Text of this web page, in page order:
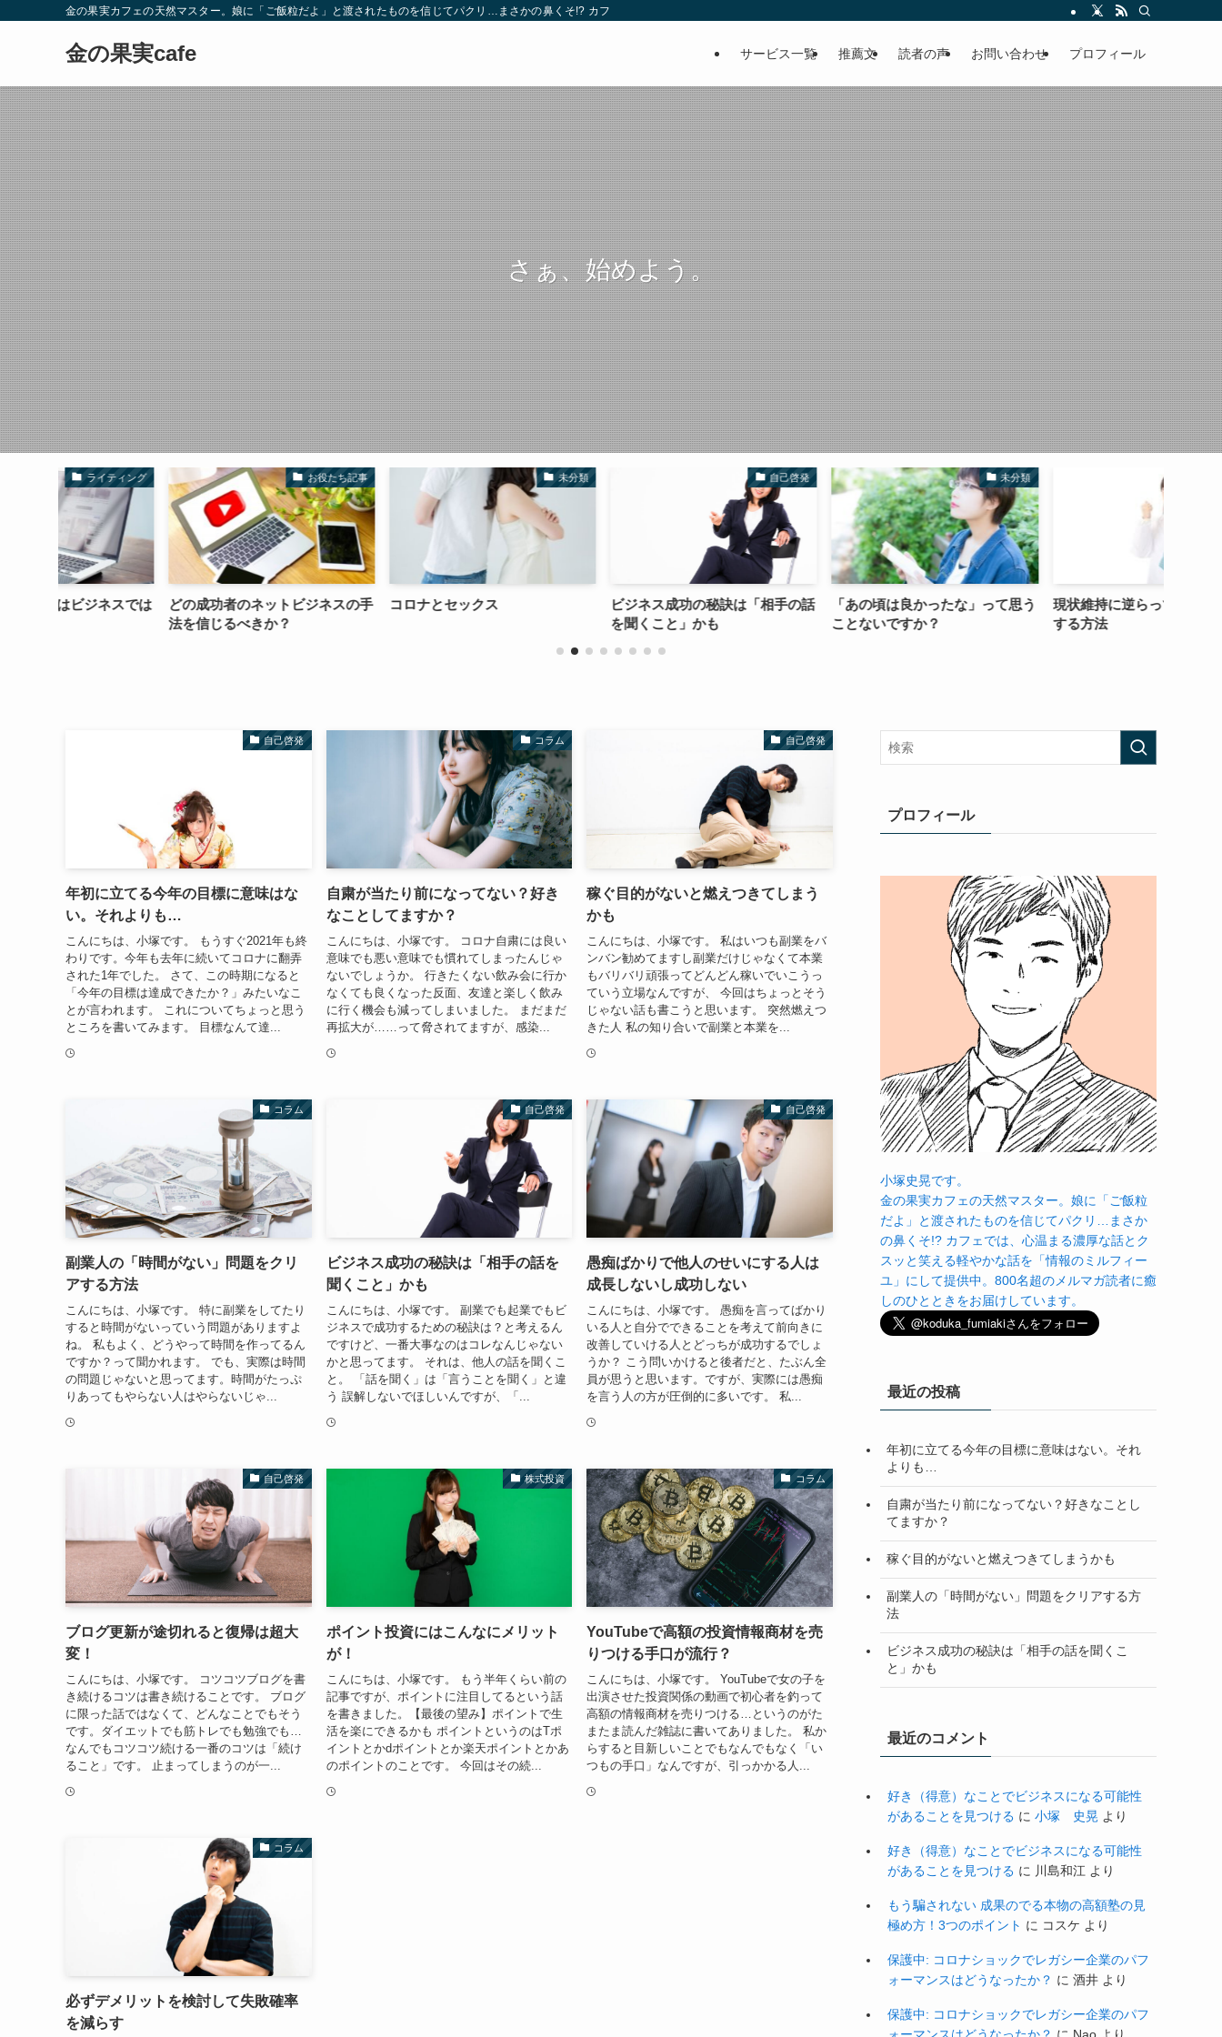
金の果実カフェの天然マスター。娘に「ご飯粒だよ」と渡されたものを信じてパクリ…まさかの鼻くそ!? カフェでは、心温まる濃厚な話とクスッと笑える軽やかな話を「情報のミルフィーユ」にして提供中。800名超のメルマガ読
金の果実cafe サービス一覧 推薦文 読者の声 お問い合わせ プロフィール
さぁ、始めよう。
お役たち記事
どの成功者のネットビジネスの手
法を信じるべきか？
未分類
コロナとセックス
ビジネス成功の秘訣は「相手の話
を聞くこと」かも
未分類
「あの頃は良かったな」って思う
ことないですか？
現状維持に逆らって人生を豊かに
自己啓発
年初に立てる今年の目標に意味はな
い。それよりも…
こんにちは、小塚です。 もうすぐ2021年も終
わりです。今年も去年に続いてコロナに翻弄
された1年でした。 さて、この時期になると
「今年の目標は達成できたか？」みたいなこ
とが言われます。 これについてちょっと思う
ところを書いてみます。 目標なんて達...
コラム
自粛が当たり前になってない？好き
なことしてますか？
こんにちは、小塚です。 コロナ自粛には良い
意味でも悪い意味でも慣れてしまったんじゃ
ないでしょうか。 行きたくない飲み会に行か
なくても良くなった反面、友達と楽しく飲み
に行く機会も減ってしまいました。 まだまだ
再拡大が……って脅されてますが、感染...
自己啓発
稼ぐ目的がないと燃えつきてしまう
かも
こんにちは、小塚です。 私はいつも副業をバ
ンバン勧めてますし副業だけじゃなくて本業
もバリバリ頑張ってどんどん稼いでいこうっ
ていう立場なんですが、 今回はちょっとそう
じゃない話も書こうと思います。 突然燃えつ
きた人 私の知り合いで副業と本業を...
コラム
副業人の「時間がない」問題をクリ
アする方法
こんにちは、小塚です。 特に副業をしてたり
すると時間がないっていう問題がありますよ
ね。 私もよく、どうやって時間を作ってるん
ですか？って聞かれます。 でも、実際は時間
の問題じゃないと思ってます。時間がたっぷ
りあってもやらない人はやらないじゃ...
自己啓発
ビジネス成功の秘訣は「相手の話を
聞くこと」かも
こんにちは、小塚です。 副業でも起業でもビ
ジネスで成功するための秘訣は？と考えるん
ですけど、一番大事なのはコレなんじゃない
かと思ってます。 それは、他人の話を聞くこ
と。 「話を聞く」は「言うことを聞く」と違
う 誤解しないでほしいんですが、「...
自己啓発
愚痴ばかりで他人のせいにする人は
成長しないし成功しない
こんにちは、小塚です。 愚痴を言ってばかり
いる人と自分でできることを考えて前向きに
改善していける人とどっちが成功するでしょ
うか？ こう問いかけると後者だと、たぶん全
員が思うと思います。ですが、実際には愚痴
を言う人の方が圧倒的に多いです。 私...
自己啓発
ブログ更新が途切れると復帰は超大
変！
こんにちは、小塚です。 コツコツブログを書
き続けるコツは書き続けることです。 ブログ
に限った話ではなくて、どんなことでもそう
です。ダイエットでも筋トレでも勉強でも…
なんでもコツコツ続ける一番のコツは「続け
ること」です。 止まってしまうのが一...
株式投資
ポイント投資にはこんなにメリット
が！
こんにちは、小塚です。 もう半年くらい前の
記事ですが、ポイントに注目してるという話
を書きました。【最後の望み】ポイントで生
活を楽にできるかも ポイントというのはTポ
イントとかdポイントとか楽天ポイントとかあ
のポイントのことです。 今回はその続...
コラム
YouTubeで高額の投資情報商材を売
りつける手口が流行？
こんにちは、小塚です。 YouTubeで女の子を
出演させた投資関係の動画で初心者を釣って
高額の情報商材を売りつける…というのがた
またま読んだ雑誌に書いてありました。 私か
らすると目新しいことでもなんでもなく「い
つもの手口」なんですが、引っかかる人...
コラム
必ずデメリットを検討して失敗確率
を減らす
プロフィール
小塚史晃です。
金の果実カフェの天然マスター。娘に「ご飯粒
だよ」と渡されたものを信じてパクリ…まさか
の鼻くそ!? カフェでは、心温まる濃厚な話とク
スッと笑える軽やかな話を「情報のミルフィー
ユ」にして提供中。800名超のメルマガ読者に癒
しのひとときをお届けしています。
最近の投稿
年初に立てる今年の目標に意味はない。それ
よりも…
自粛が当たり前になってない？好きなことし
てますか？
稼ぐ目的がないと燃えつきてしまうかも
副業人の「時間がない」問題をクリアする方
法
ビジネス成功の秘訣は「相手の話を聞くこ
と」かも
最近のコメント
好き（得意）なことでビジネスになる可能性
があることを見つける に 小塚 史晃 より
好き（得意）なことでビジネスになる可能性
があることを見つける に 川島和江 より
もう騙されない 成果のでる本物の高額塾の見
極め方！3つのポイント に コスケ より
保護中: コロナショックでレガシー企業のパフ
ォーマンスはどうなったか？ に 酒井 より
保護中: コロナショックでレガシー企業のパフ
ォーマンスはどうなったか？ に Nao より